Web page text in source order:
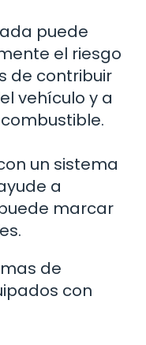
puede
el riesgo
de contribuir
vehículo y a
un sistema
a
marcar
de
con